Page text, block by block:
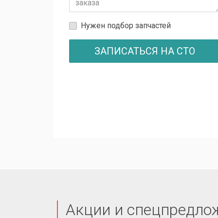
Нужен подбор запчастей
ЗАПИСАТЬСЯ НА СТО
Акции и